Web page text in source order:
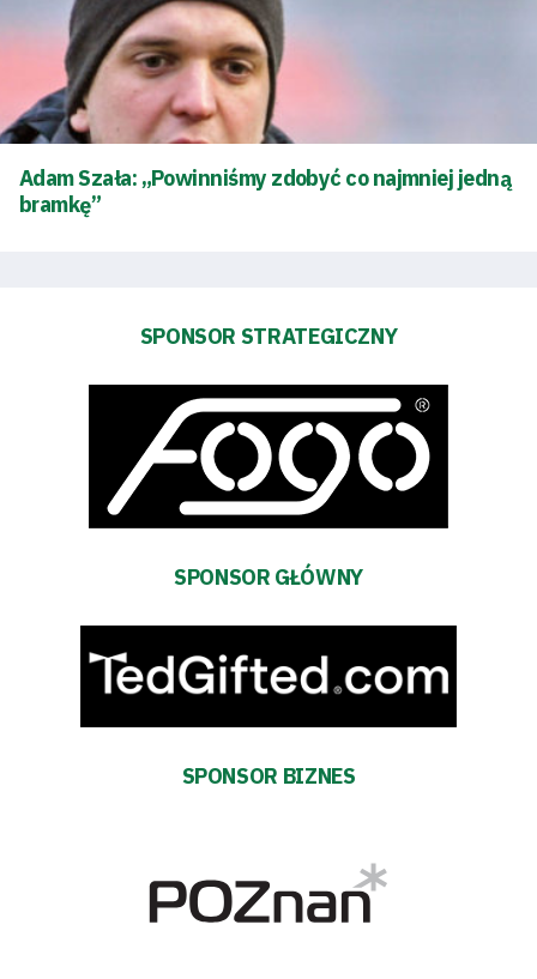
Amp
Futbol
Akademia
Aktualności
Fundacja
Polityka
Adam Szała: „Powinniśmy zdobyć co najmniej jedną
bramkę”
SPONSOR STRATEGICZNY
SPONSOR GŁÓWNY
SPONSOR BIZNES